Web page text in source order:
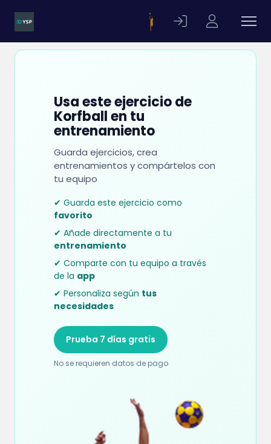
Usa este ejercicio de
Korfball en tu
entrenamiento
Guarda ejercicios, crea
entrenamientos y compártelos con
tu equipo
✔ Guarda este ejercicio como
favorito
✔ Añade directamente a tu
entrenamiento
✔ Comparte con tu equipo a través
de la app
✔ Personaliza según tus
necesidades
Prueba 7 días gratis
No se requieren datos de pago